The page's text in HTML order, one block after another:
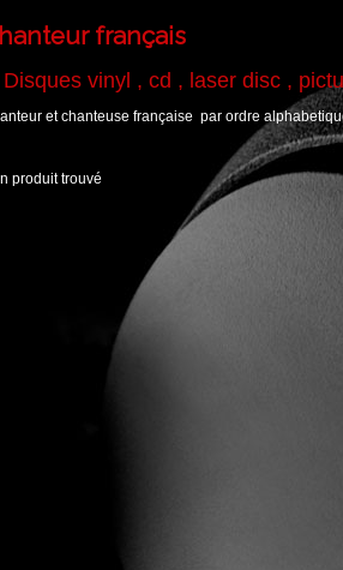
français
Disques vinyl , cd , laser disc ,
et chanteuse française par ordre
produit trouvé